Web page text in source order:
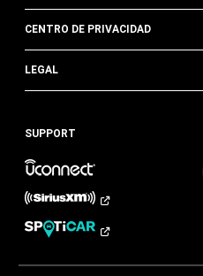
CENTRO DE PRIVACIDAD
LEGAL
SUPPORT